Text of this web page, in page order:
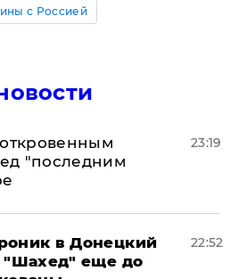
с Россией
"последним
23:19
в Донецкий
"Шахед" еще до
22:52